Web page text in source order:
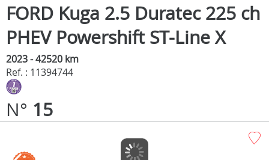
FORD Kuga 2.5 Duratec 225 ch
PHEV Powershift ST-Line X
2023 - 42520 km
Ref. : 11394744
N° 15